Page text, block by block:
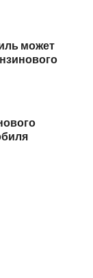
может